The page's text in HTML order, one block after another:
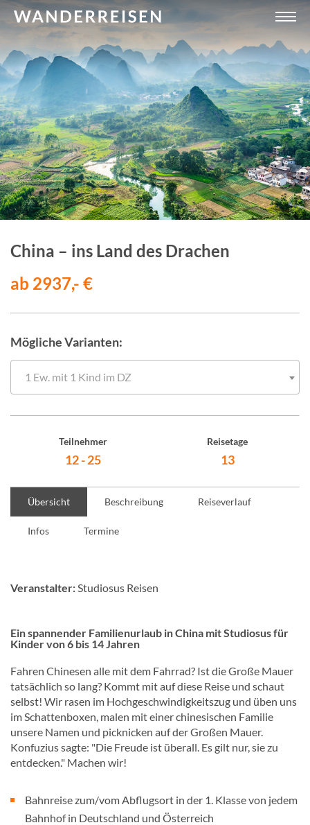
China – ins Land des Drachen
ab 2937,- €
Mögliche Varianten:
1 Ew. mit 1 Kind im DZ
Teilnehmer
12 - 25
Reisetage
13
Übersicht Beschreibung Reiseverlauf
Infos Termine
Veranstalter:Studiosus Reisen
Ein spannender Familienurlaub in China mit Studiosus für
Kinder von 6 bis 14 Jahren
Fahren Chinesen alle mit dem Fahrrad? Ist die Große Mauer
tatsächlich so lang? Kommt mit auf diese Reise und schaut
selbst! Wir rasen im Hochgeschwindigkeitszug und üben uns
im Schattenboxen, malen mit einer chinesischen Familie
unsere Namen und picknicken auf der Großen Mauer.
Konfuzius sagte: "Die Freude ist überall. Es gilt nur, sie zu
entdecken." Machen wir!
Bahnreise zum/vom Abflugsort in der 1. Klasse von jedem
Bahnhof in Deutschland und Österreich